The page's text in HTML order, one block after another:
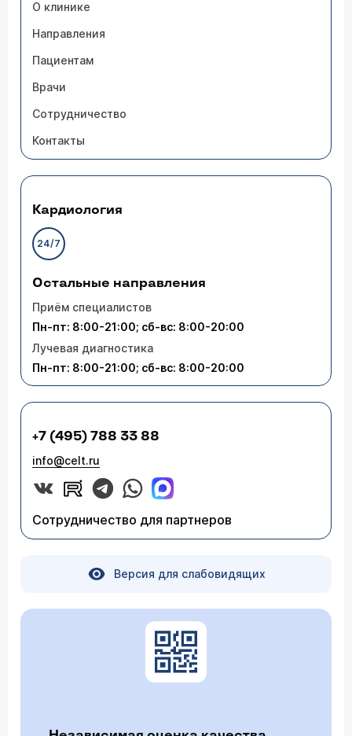
О клинике
Направления
Пациентам
Врачи
Сотрудничество
Контакты
Кардиология
24/7
Остальные направления
Приём специалистов
Пн-пт: 8:00-21:00; сб-вс: 8:00-20:00
Лучевая диагностика
Пн-пт: 8:00-21:00; сб-вс: 8:00-20:00
+7 (495) 788 33 88
info@celt.ru
Сотрудничество для партнеров
Версия для слабовидящих